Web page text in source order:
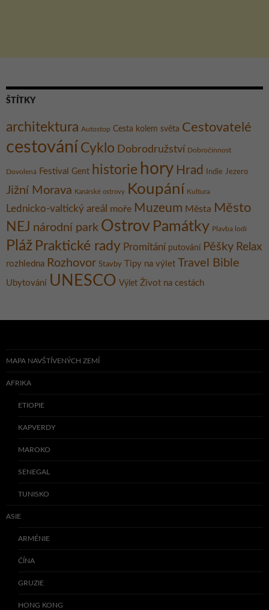
ŠTÍTKY
architektura Autostop Cesta kolem světa Cestovatelé
cestování Cyklo Dobrodružství Dobročinnost
Dovolená Festival Gent historie hory Hrad Indie Jezero
Jižní Morava Kanárské ostrovy Koupání Kultura
Lednicko-valtický areál moře Muzeum Města Město
NEJ národní park Ostrov Památky Plavba lodí
Pláž Praktické rady Promítání putování Pěšky Relax
rozhledna Rozhovor Stavby Tipy na výlet Travel Bible
Ubytování UNESCO Výlet Život na cestách
MAPA NAVŠTÍVENÝCH ZEMÍ
AFRIKA
ETIOPIE
KAPVERDY
MAROKO
SENEGAL
TUNISKO
ASIE
ARMÉNIE
ČÍNA
GRUZIE
HONG KONG